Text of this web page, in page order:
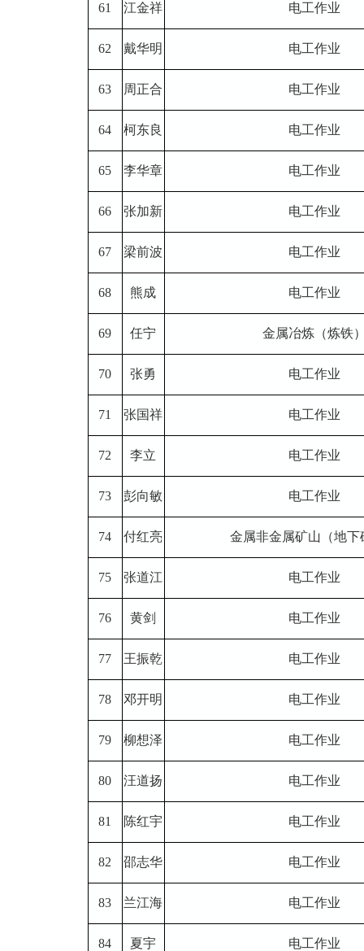
61 江金祥 电工作业
62 戴华明 电工作业
63 周正合 电工作业
64 柯东良 电工作业
65 李华章 电工作业
66 张加新 电工作业
67 梁前波 电工作业
68 熊成 电工作业
69 任宁 金属冶炼（炼铁
70 张勇 电工作业
71 张国祥 电工作业
72 李立 电工作业
73 彭向敏 电工作业
74 付红亮 金属非金属矿山（地下
75 张道江 电工作业
76 黄剑 电工作业
77 王振乾 电工作业
78 邓开明 电工作业
79 柳想泽 电工作业
80 汪道扬 电工作业
81 陈红宇 电工作业
82 邵志华 电工作业
83 兰江海 电工作业
84 夏宇 电工作业